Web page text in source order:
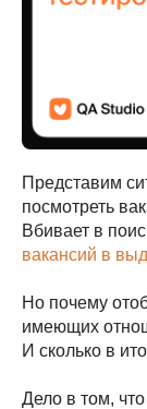
Представим
посмотреть
Вбивает в
вакансий в
Но почему
имеющих
И сколько в
Дело в том,